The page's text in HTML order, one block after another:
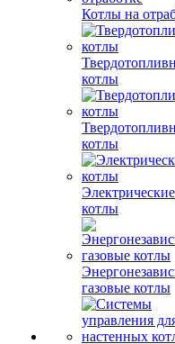
Котлы на
котлы
котлы
Электрические
котлы
газовые котлы